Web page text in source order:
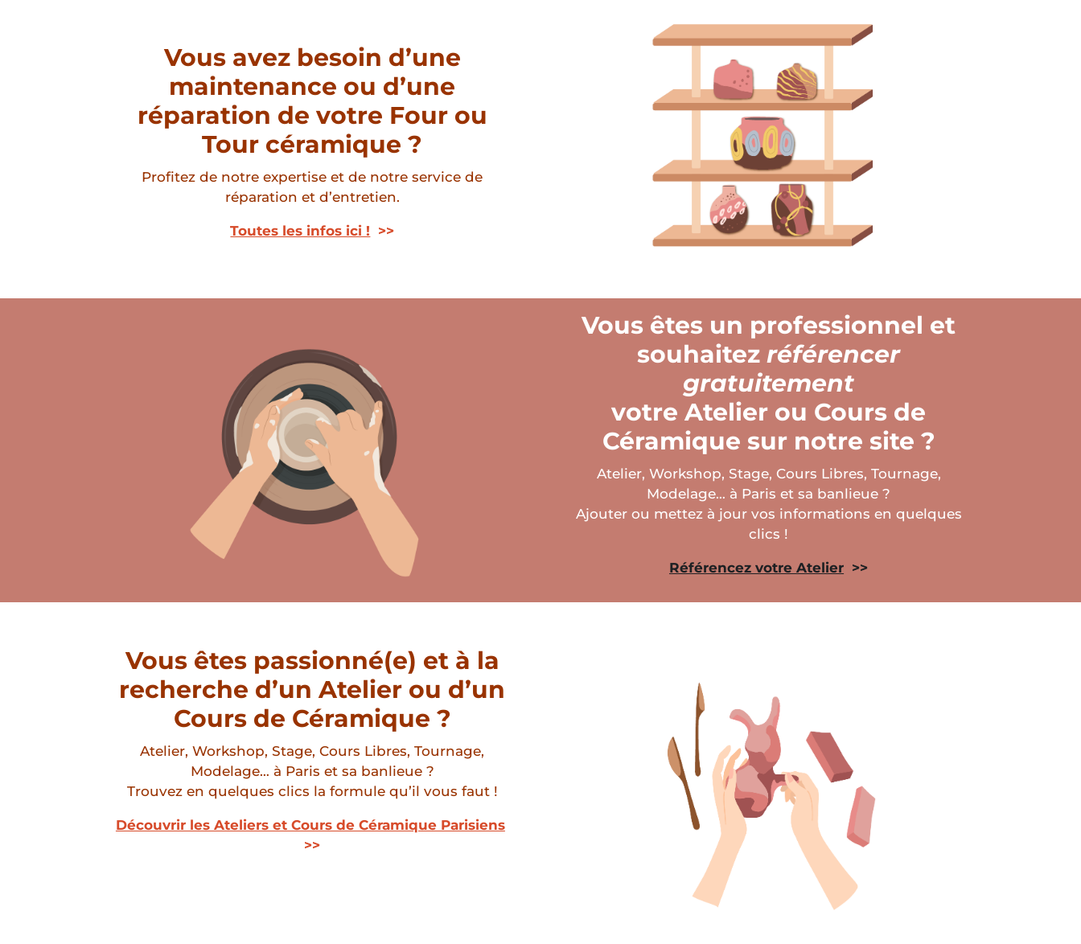
Vous avez besoin d’une
maintenance ou d’une
réparation de votre Four ou
Tour céramique ?
Profitez de notre expertise et de notre service de
réparation et d’entretien.
Toutes les infos ici ! >>
Vous êtes un professionnel et
souhaitezréférencer
gratuitement
votre Atelier ou Cours de
Céramique sur notre site ?
Atelier, Workshop, Stage, Cours Libres, Tournage,
Modelage… à Paris et sa banlieue ?
Ajouter ou mettez à jour vos informations en quelques
clics !
Référencez votre Atelier >>
Vous êtes passionné(e) et à la
recherche d’un Atelier ou d’un
Cours de Céramique ?
Atelier, Workshop, Stage, Cours Libres, Tournage,
Modelage… à Paris et sa banlieue ?
Trouvez en quelques clics la formule qu’il vous faut !
Découvrir les Ateliers et Cours de Céramique Parisiens
>>